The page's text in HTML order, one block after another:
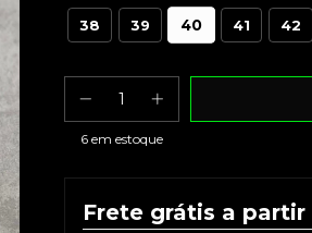
38 39 40 41 42
6em estoque
Frete grátis a partir